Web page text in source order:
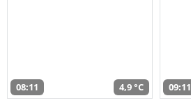
08:11 4,9 °C 09:11